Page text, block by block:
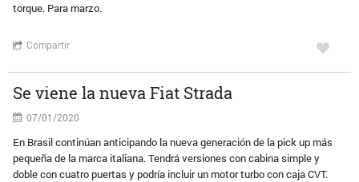
torque. Para marzo.
Compartir
Se viene la nueva Fiat Strada
07/01/2020
En Brasil continúan anticipando la nueva generación de la pick up más
pequeña de la marca italiana. Tendrá versiones con cabina simple y
doble con cuatro puertas y podría incluir un motor turbo con caja CVT.